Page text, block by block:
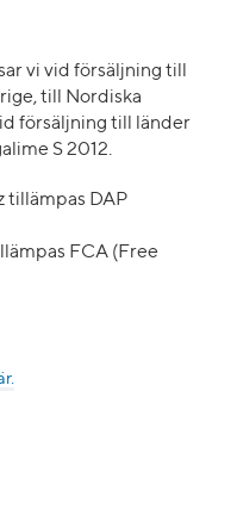
vi vid försäljning till
till Nordiska
försäljning till länder
S 2012.
tillämpas DAP
FCA (Free